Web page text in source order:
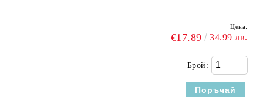
Цена:
€17.89 34.99 лв.
Брой: